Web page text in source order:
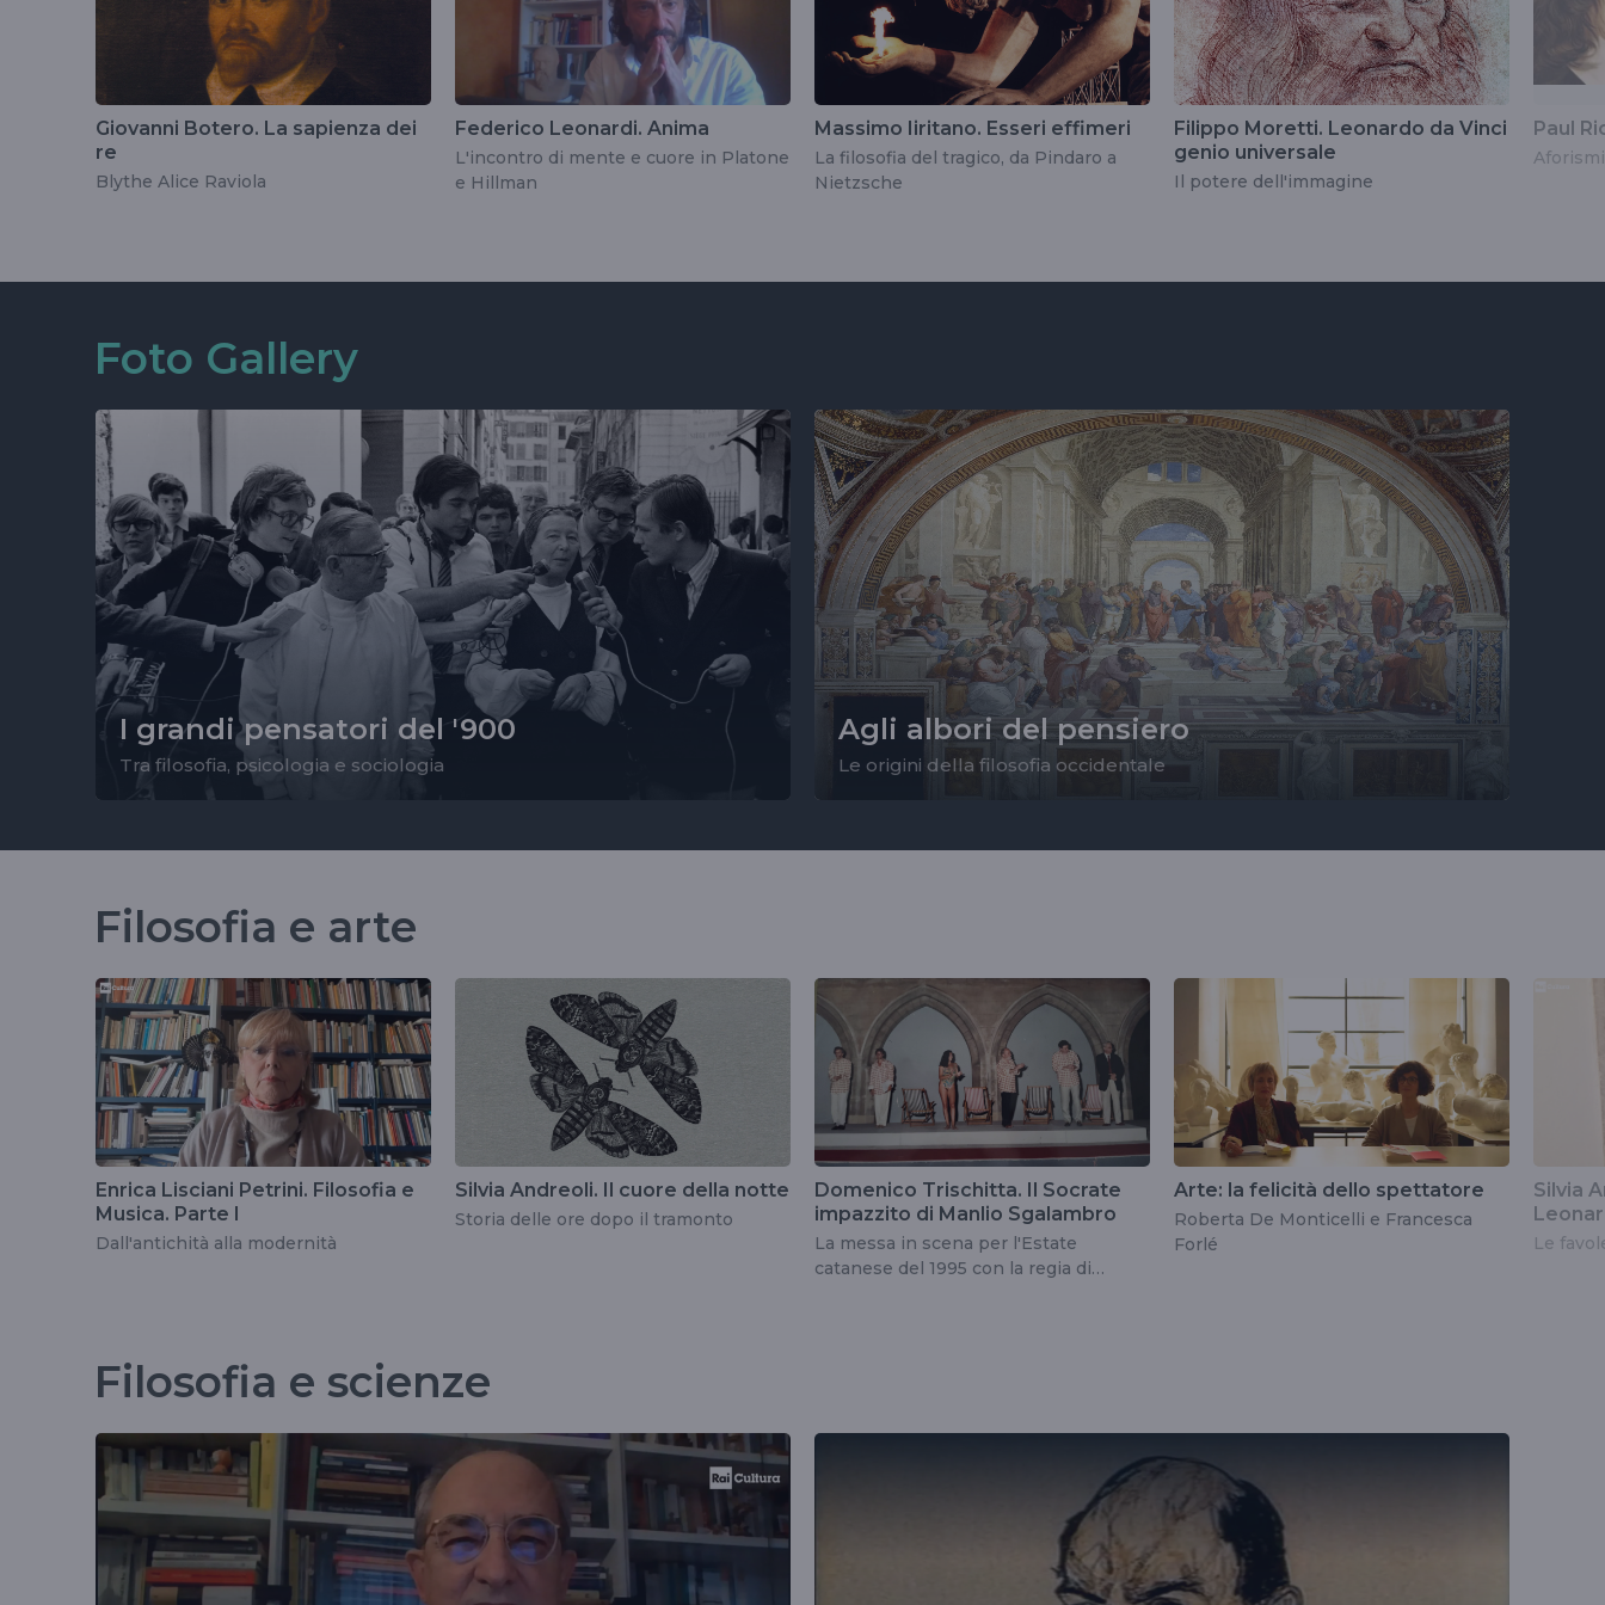
Giovanni Botero. La sapienza dei
re
Blythe Alice Raviola
Federico Leonardi. Anima
L'incontro di mente e cuore in Platone
e Hillman
Massimo Iiritano. Esseri effimeri
La filosofia del tragico, da Pindaro a
Nietzsche
Filippo Moretti. Leonardo da Vinci
genio universale
Il potere dell'immagine
Paul
Aforismi
Foto Gallery
I grandi pensatori del '900
Tra filosofia, psicologia e sociologia
Agli albori del pensiero
Le origini della filosofia occidentale
Filosofia e arte
Enrica Lisciani Petrini. Filosofia e
Musica. Parte I
Dall'antichità alla modernità
Silvia Andreoli. Il cuore della notte
Storia delle ore dopo il tramonto
Domenico Trischitta. Il Socrate
impazzito di Manlio Sgalambro
La messa in scena per l'Estate
catanese del 1995 con la regia di
Arte: la felicità dello spettatore
Roberta De Monticelli e Francesca
Forlé
Silvia
Le
Filosofia e scienze